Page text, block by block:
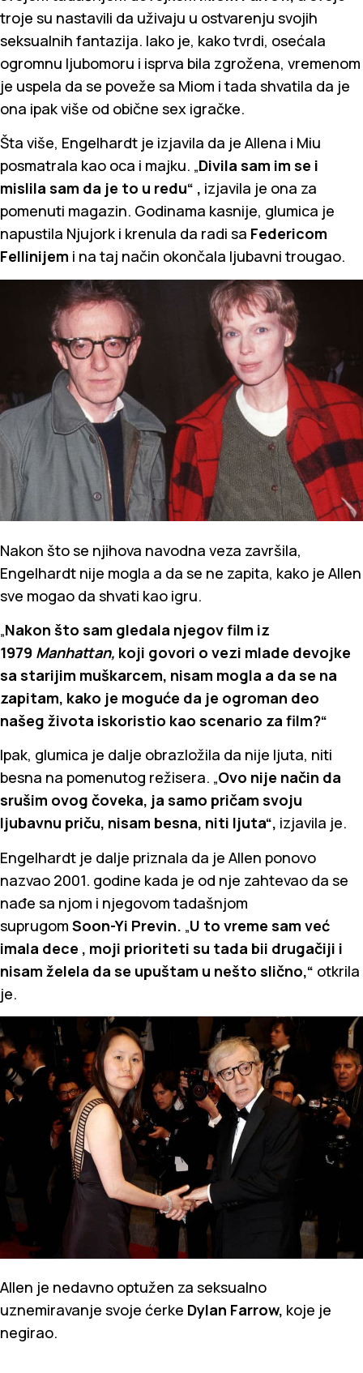
troje su nastavili da uživaju u ostvarenju svojih
seksualnih fantazija. Iako je, kako tvrdi, osećala
ogromnu ljubomoru i isprva bila zgrožena, vremenom
je uspela da se poveže sa Miom i tada shvatila da je
ona ipak više od obične sex igračke.
Šta više, Engelhardt je izjavila da je Allena i Miu
posmatrala kao oca i majku. „Divila sam im se i
mislila sam da je to u redu“ , izjavila je ona za
pomenuti magazin. Godinama kasnije, glumica je
napustila Njujork i krenula da radi sa Federicom
Fellinijem i na taj način okončala ljubavni trougao.
Nakon što se njihova navodna veza završila,
Engelhardt nije mogla a da se ne zapita, kako je Allen
sve mogao da shvati kao igru.
„Nakon što sam gledala njegov film iz
1979 Manhattan, koji govori o vezi mlade devojke
sa starijim muškarcem, nisam mogla a da se na
zapitam, kako je moguće da je ogroman deo
našeg života iskoristio kao scenario za film?“
Ipak, glumica je dalje obrazložila da nije ljuta, niti
besna na pomenutog režisera. „Ovo nije način da
srušim ovog čoveka, ja samo pričam svoju
ljubavnu priču, nisam besna, niti ljuta“, izjavila je.
Engelhardt je dalje priznala da je Allen ponovo
nazvao 2001. godine kada je od nje zahtevao da se
nađe sa njom i njegovom tadašnjom
suprugom Soon-Yi Previn. „U to vreme sam već
imala dece , moji prioriteti su tada bii drugačiji i
nisam želela da se upuštam u nešto slično,“ otkrila
je.
Allen je nedavno optužen za seksualno
uznemiravanje svoje ćerke Dylan Farrow, koje je
negirao.